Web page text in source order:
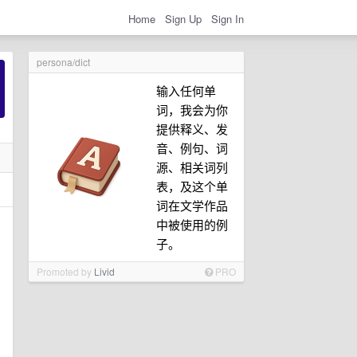
Home Sign Up Sign In
persona/dict
输入任何单
词，我会为你
提供释义、发
音、例句、词
源、相关词列
表，及这个单
词在文学作品
中被使用的例
子。
Promoted by Livid PRO